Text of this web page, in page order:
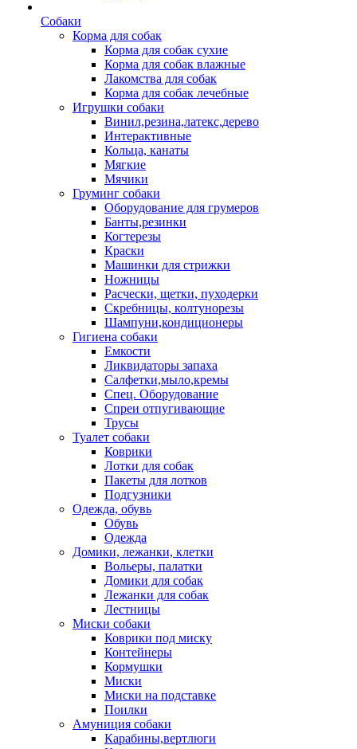
Собаки
Корма для собак
Корма для собак сухие
Корма для собак влажные
Лакомства для собак
Корма для собак лечебные
Игрушки собаки
Винил,резина,латекс,дерево
Интерактивные
Кольца, канаты
Мягкие
Мячики
Груминг собаки
Оборудование для грумеров
Банты,резинки
Когтерезы
Краски
Машинки для стрижки
Ножницы
Расчески, щетки, пуходерки
Скребницы, колтунорезы
Шампуни,кондиционеры
Гигиена собаки
Емкости
Ликвидаторы запаха
Салфетки,мыло,кремы
Спец. Оборудование
Спреи отпугивающие
Трусы
Туалет собаки
Коврики
Лотки для собак
Пакеты для лотков
Подгузники
Одежда, обувь
Обувь
Одежда
Домики, лежанки, клетки
Вольеры, палатки
Домики для собак
Лежанки для собак
Лестницы
Миски собаки
Коврики под миску
Контейнеры
Кормушки
Миски
Миски на подставке
Поилки
Амуниция собаки
Карабины,вертлюги